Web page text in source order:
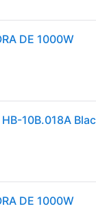
DE 1000W
DE 1000W